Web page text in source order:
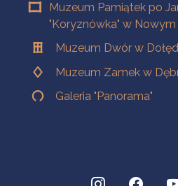
Muzeum Pamiątek po
"Koryznówka" w
Muzeum Dwór w
Muzeum Zamek w
Galeria "Panorama"